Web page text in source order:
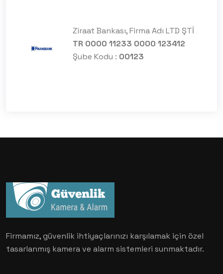
Ziraat Bankası, Firma Adı LTD ŞTİ
TR 0000 11233 0000 123412
Şube Kodu : 00123
Firmamız, güvenlik ihtiyaçlarınızı karşılamak için özel
tasarlanmış kamera ve alarm sistemleri sunmaktadır.